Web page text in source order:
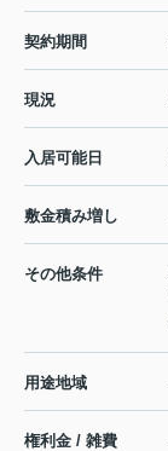
契約期間
現況
入居可能日
敷金積み増し
その他条件
用途地域
権利金 / 雑費